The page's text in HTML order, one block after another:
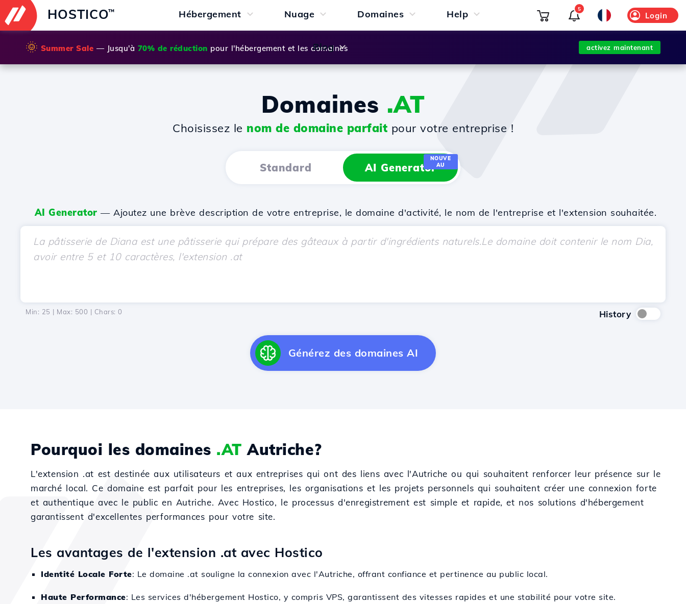
HOSTICO™ Hébergement Nuage Domaines Help
Blog
Login
5
🌞 Summer Sale — Jusqu'à 70% de réduction pour l'hébergement et les domaines activez maintenant
Domaines .AT
Choisissez le nom de domaine parfait pour votre entreprise !
Standard AI Generator
NOUVE
AU
AI Generator — Ajoutez une brève description de votre entreprise, le domaine d'activité, le nom de l'entreprise et l'extension souhaitée.
Min: 25 | Max: 500 | Chars: 0 History
Générez des domaines AI
Pourquoi les domaines .AT Autriche?
L'extension .at est destinée aux utilisateurs et aux entreprises qui ont des liens avec l'Autriche ou qui souhaitent renforcer leur présence sur le
marché local. Ce domaine est parfait pour les entreprises, les organisations et les projets personnels qui souhaitent créer une connexion forte
et authentique avec le public en Autriche. Avec Hostico, le processus d'enregistrement est simple et rapide, et nos solutions d'hébergement
garantissent d'excellentes performances pour votre site.
Les avantages de l'extension .at avec Hostico
Identité Locale Forte: Le domaine .at souligne la connexion avec l'Autriche, offrant confiance et pertinence au public local.
Haute Performance: Les services d'hébergement Hostico, y compris VPS, garantissent des vitesses rapides et une stabilité pour votre site.